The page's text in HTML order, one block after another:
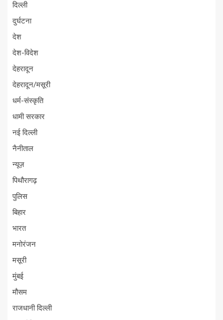
दिल्ली
दुर्घटना
देश
देश-विदेश
देहरादून
देहरादून/मसूरी
धर्म-संस्कृति
धामी सरकार
नई दिल्ली
नैनीताल
न्यूज़
पिथौरागढ़
पुलिस
बिहार
भारत
मनोरंजन
मसूरी
मुंबई
मौसम
राजधानी दिल्ली